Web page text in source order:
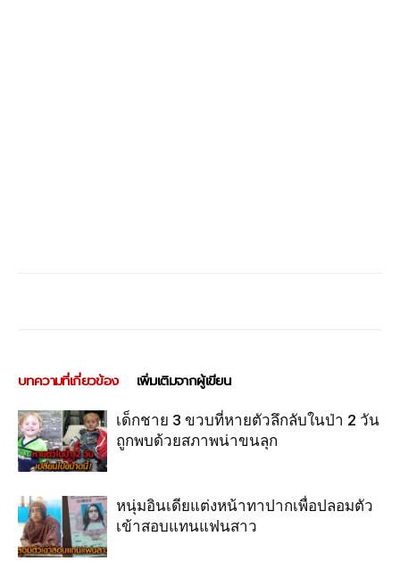
บทความที่เกี่ยวข้อง เพิ่มเติมจากผู้เขียน
เด็กชาย 3 ขวบที่หายตัวลึกลับในป่า 2 วัน
ถูกพบด้วยสภาพน่าขนลุก
หนุ่มอินเดียแต่งหน้าทาปากเพื่อปลอมตัว
เข้าสอบแทนแฟนสาว